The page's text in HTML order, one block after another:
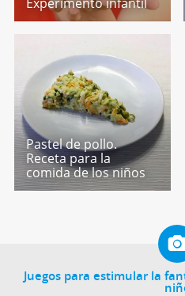
Pastel de pollo.
Receta para la
comida de los niños
Juegos para estimular la